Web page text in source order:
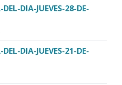
DIA-JUEVES-28-DE-
DIA-JUEVES-21-DE-